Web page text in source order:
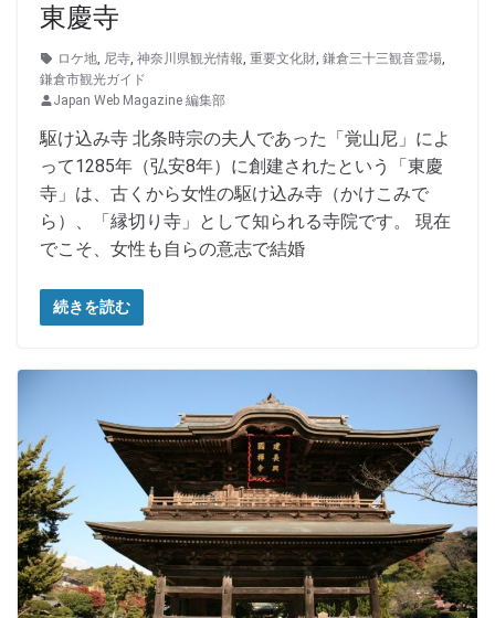
東慶寺
ロケ地 尼寺 神奈川県観光情報 重要文化財 鎌倉三十三観音霊場
鎌倉市観光ガイド
Japan Web Magazine 編集部
駆け込み寺 北条時宗の夫人であった「覚山尼」によ
って1285年（弘安8年）に創建されたという「東慶
寺」は、古くから女性の駆け込み寺（かけこみで
ら）、「縁切り寺」として知られる寺院です。 現在
でこそ、女性も自らの意志で結婚
続きを読む